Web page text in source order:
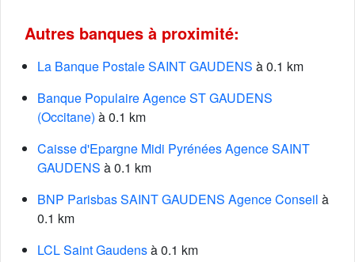
Autres banques à proximité:
La Banque Postale SAINT GAUDENS à 0.1 km
Banque Populaire Agence ST GAUDENS
(Occitane) à 0.1 km
Caisse d'Epargne Midi Pyrénées Agence SAINT
GAUDENS à 0.1 km
BNP Parisbas SAINT GAUDENS Agence Conseil à
0.1 km
LCL Saint Gaudensà 0.1 km